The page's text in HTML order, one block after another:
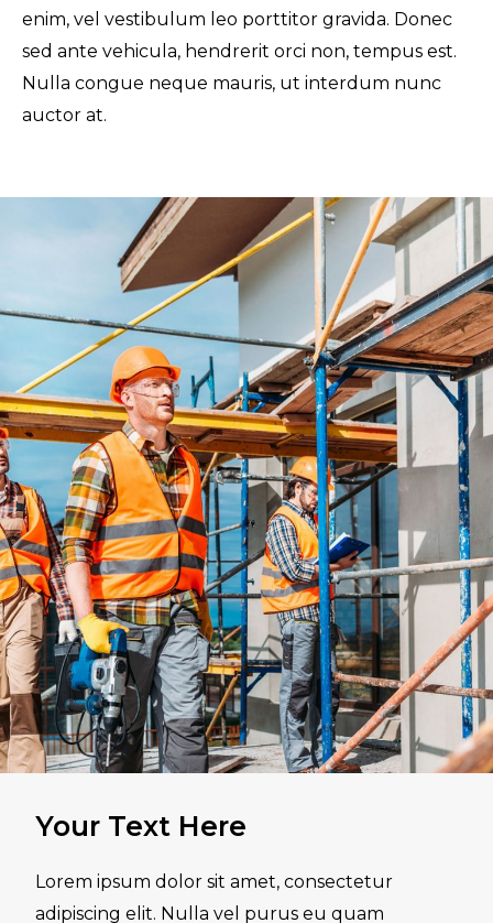
enim, vel vestibulum leo porttitor gravida. Donec
sed ante vehicula, hendrerit orci non, tempus est.
Nulla congue neque mauris, ut interdum nunc
auctor at.
Your Text Here
Lorem ipsum dolor sit amet, consectetur
adipiscing elit. Nulla vel purus eu quam